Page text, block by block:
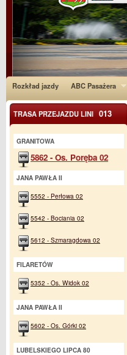
Rozkład jazdy ABC Pasażera
TRASA PRZEJAZDU LINI 013
GRANITOWA
5862 - Os. Poręba 02
JANA PAWŁA II
5552 - Perłowa 02
5542 - Bociania 02
5612 - Szmaragdowa 02
FILARETÓW
5352 - Os. Widok 02
JANA PAWŁA II
5602 - Os. Górki 02
LUBELSKIEGO LIPCA 80